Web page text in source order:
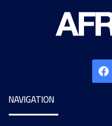
NAVIGATION